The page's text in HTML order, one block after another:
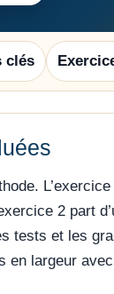
clés
2 part
tests et les
en largeur